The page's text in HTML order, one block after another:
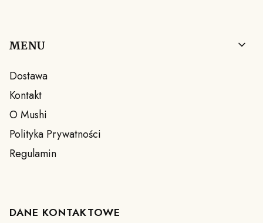
Linki w stopce
MENU
Dostawa
Kontakt
O Mushi
Polityka Prywatności
Regulamin
DANE KONTAKTOWE